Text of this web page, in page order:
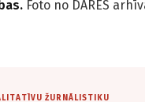
Foto no DARES
ŽURNĀLISTIKU